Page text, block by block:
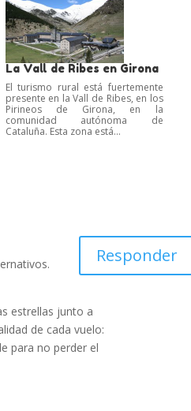
La Vall de Ribes en Girona
El turismo rural está fuertemente
presente en la Vall de Ribes, en los
Pirineos de Girona, en la
comunidad autónoma de
Cataluña. Esta zona está...
estrellas junto a
de cada vuelo:
para no perder el
Responder